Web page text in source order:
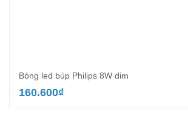
Bóng led búp Philips 8W dim
160.600₫